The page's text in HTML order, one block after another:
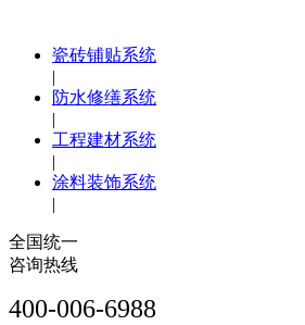
瓷砖铺贴系统
|
防水修缮系统
|
工程建材系统
|
涂料装饰系统
|
全国统一
咨询热线
400-006-6988